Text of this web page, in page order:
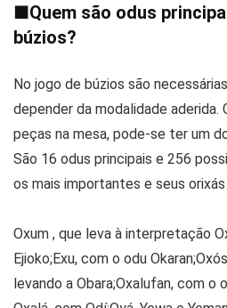
■Quem são odus
búzios?
No jogo de búzios são
depender da modalidade aderida.
peças na mesa, pode-se ter um
São 16 odus principais e 256
os mais importantes e seus
Oxum , que leva à interpretação
Ejioko;Exu, com o odu
levando a Obara;Oxalufan, com o